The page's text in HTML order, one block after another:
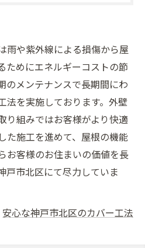
雨や紫外線による損傷から屋
ためにエネルギーコストの節
のメンテナンスで長期間にわ
法を実施しております。外壁
り組みではお客様がより快適
た施工を進めて、屋根の機能
お客様のお住まいの価値を長
戸市北区にて尽力していま
安心な神戸市北区のカバー工法